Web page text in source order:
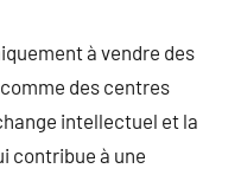
à vendre des
des centres
intellectuel et la
contribue à une